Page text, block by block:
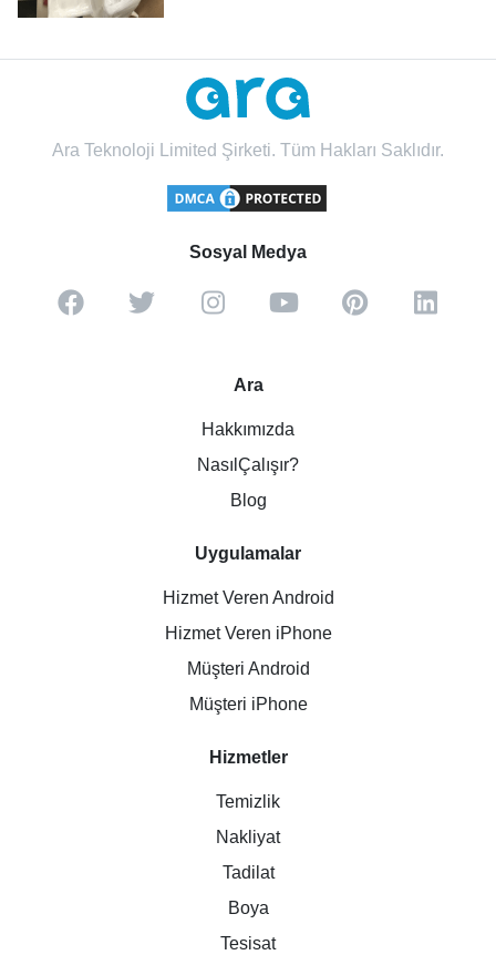
Ara Teknoloji Limited Şirketi. Tüm Hakları Saklıdır.
Sosyal Medya
Ara
Hakkımızda
NasılÇalışır?
Blog
Uygulamalar
Hizmet Veren Android
Hizmet Veren iPhone
Müşteri Android
Müşteri iPhone
Hizmetler
Temizlik
Nakliyat
Tadilat
Boya
Tesisat